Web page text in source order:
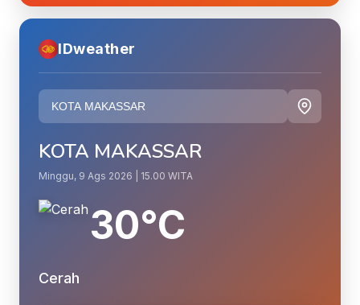
IDweather
KOTA MAKASSAR
Minggu, 9 Ags 2026 | 15.00 WITA
30°C
Cerah